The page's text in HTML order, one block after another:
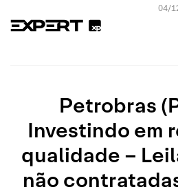
04/
Petrobras
Investindo em
qualidade –
não